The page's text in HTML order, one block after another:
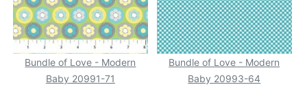
Bundle of Love - Modern
Baby 20991-71
Bundle of Love - Modern
Baby 20993-64